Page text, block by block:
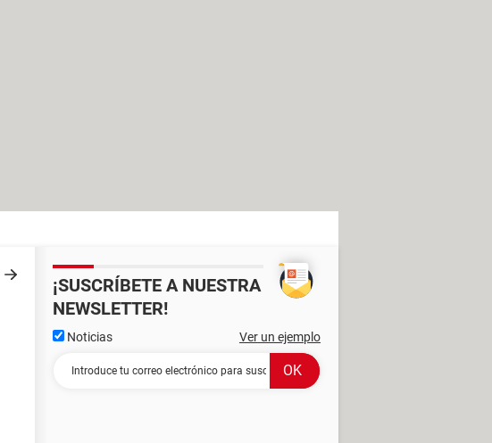
¡SUSCRÍBETE A NUESTRA
NEWSLETTER!
Noticias Ver un ejemplo